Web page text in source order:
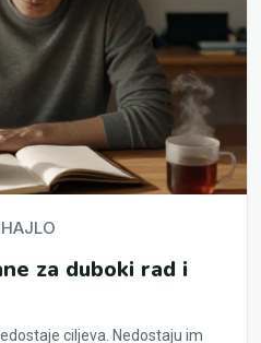
za duboki rad i
ciljeva. Nedostaju im